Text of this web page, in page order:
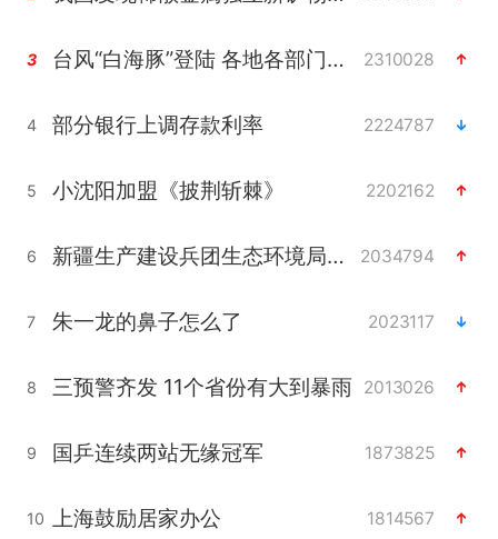
3 台风“白海豚”登陆 各地各部门全力应对 2310028
4 部分银行上调存款利率 2224787
5 小沈阳加盟《披荆斩棘》 2202162
6 新疆生产建设兵团生态环境局原局长被查 2034794
7 朱一龙的鼻子怎么了 2023117
8 三预警齐发 11个省份有大到暴雨 2013026
9 国乒连续两站无缘冠军 1873825
10 上海鼓励居家办公 1814567